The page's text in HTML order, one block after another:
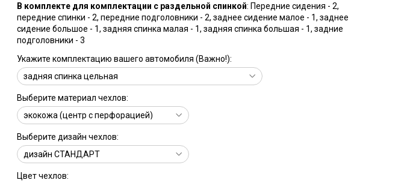
В комплекте для комплектации с раздельной спинкой: Передние сидения - 2,
передние спинки - 2, передние подголовники - 2, заднее сидение малое - 1, заднее
сидение большое - 1, задняя спинка малая - 1, задняя спинка большая - 1, задние
подголовники - 3
Укажите комплектацию вашего автомобиля (Важно!):
Выберите материал чехлов:
Выберите дизайн чехлов:
Цвет чехлов: